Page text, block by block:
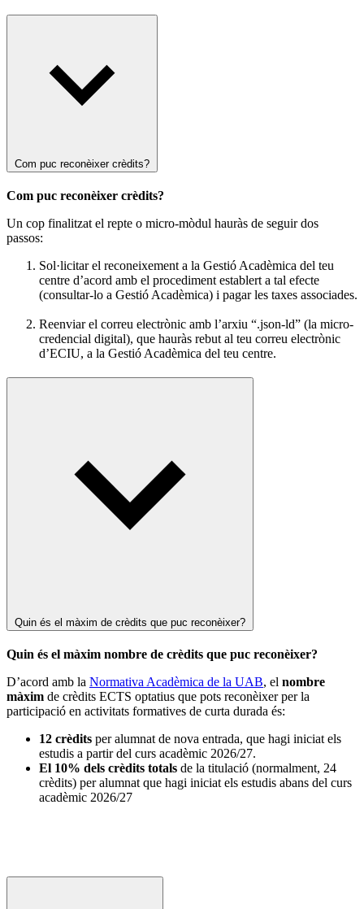
Com puc reconèixer crèdits?
Com puc reconèixer crèdits?
Un cop finalitzat el repte o micro-mòdul hauràs de seguir dos
passos:
Sol·licitar el reconeixement a la Gestió Acadèmica del teu
centre d’acord amb el procediment establert a tal efecte
(consultar-lo a Gestió Acadèmica) i pagar les taxes associades.
Reenviar el correu electrònic amb l’arxiu “.json-ld” (la micro-
credencial digital), que hauràs rebut al teu correu electrònic
d’ECIU, a la Gestió Acadèmica del teu centre.
Quin és el màxim de crèdits que puc reconèixer?
Quin és el màxim nombre de crèdits que puc reconèixer?
D’acord amb la Normativa Acadèmica de la UAB, el nombre
màxim de crèdits ECTS optatius que pots reconèixer per la
participació en activitats formatives de curta durada és:
12 crèdits per alumnat de nova entrada, que hagi iniciat els
estudis a partir del curs acadèmic 2026/27.
El 10% dels crèdits totals de la titulació (normalment, 24
crèdits) per alumnat que hagi iniciat els estudis abans del curs
acadèmic 2026/27